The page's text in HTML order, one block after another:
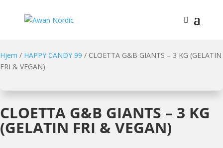
Hjem / HAPPY CANDY 99 / CLOETTA G&B GIANTS – 3 KG (GELATIN
FRI & VEGAN)
CLOETTA G&B GIANTS – 3 KG
(GELATIN FRI & VEGAN)